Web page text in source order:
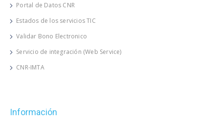
Portal de Datos CNR
Estados de los servicios TIC
Validar Bono Electronico
Servicio de integración (Web Service)
CNR-IMTA
Información